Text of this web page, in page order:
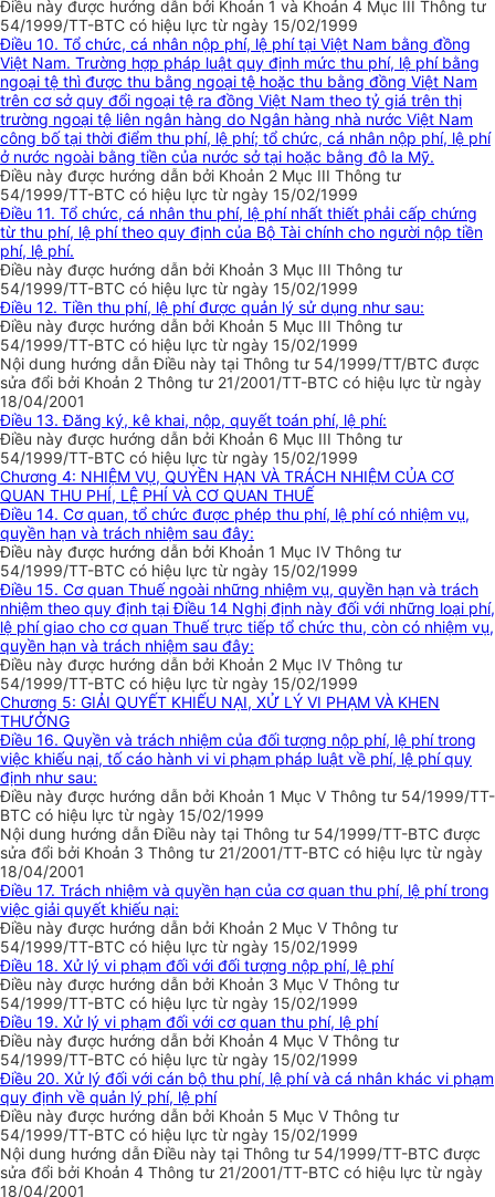
Điều này được hướng dẫn bởi Khoản 1 và Khoản 4 Mục III Thông tư
54/1999/TT-BTC có hiệu lực từ ngày 15/02/1999
Điều 10. Tổ chức, cá nhân nộp phí, lệ phí tại Việt Nam bằng đồng
Việt Nam. Trường hợp pháp luật quy định mức thu phí, lệ phí bằng
ngoại tệ thì được thu bằng ngoại tệ hoặc thu bằng đồng Việt Nam
trên cơ sở quy đổi ngoại tệ ra đồng Việt Nam theo tỷ giá trên thị
trường ngoại tệ liên ngân hàng do Ngân hàng nhà nước Việt Nam
công bố tại thời điểm thu phí, lệ phí; tổ chức, cá nhân nộp phí, lệ phí
ở nước ngoài bằng tiền của nước sở tại hoặc bằng đô la Mỹ.
Điều này được hướng dẫn bởi Khoản 2 Mục III Thông tư
54/1999/TT-BTC có hiệu lực từ ngày 15/02/1999
Điều 11. Tổ chức, cá nhân thu phí, lệ phí nhất thiết phải cấp chứng
từ thu phí, lệ phí theo quy định của Bộ Tài chính cho người nộp tiền
phí, lệ phí.
Điều này được hướng dẫn bởi Khoản 3 Mục III Thông tư
54/1999/TT-BTC có hiệu lực từ ngày 15/02/1999
Điều 12. Tiền thu phí, lệ phí được quản lý sử dụng như sau:
Điều này được hướng dẫn bởi Khoản 5 Mục III Thông tư
54/1999/TT-BTC có hiệu lực từ ngày 15/02/1999
Nội dung hướng dẫn Điều này tại Thông tư 54/1999/TT/BTC được
sửa đổi bởi Khoản 2 Thông tư 21/2001/TT-BTC có hiệu lực từ ngày
18/04/2001
Điều 13. Đăng ký, kê khai, nộp, quyết toán phí, lệ phí:
Điều này được hướng dẫn bởi Khoản 6 Mục III Thông tư
54/1999/TT-BTC có hiệu lực từ ngày 15/02/1999
Chương 4: NHIỆM VỤ, QUYỀN HẠN VÀ TRÁCH NHIỆM CỦA CƠ
QUAN THU PHÍ, LỆ PHÍ VÀ CƠ QUAN THUẾ
Điều 14. Cơ quan, tổ chức được phép thu phí, lệ phí có nhiệm vụ,
quyền hạn và trách nhiệm sau đây:
Điều này được hướng dẫn bởi Khoản 1 Mục IV Thông tư
54/1999/TT-BTC có hiệu lực từ ngày 15/02/1999
Điều 15. Cơ quan Thuế ngoài những nhiệm vụ, quyền hạn và trách
nhiệm theo quy định tại Điều 14 Nghị định này đối với những loại phí,
lệ phí giao cho cơ quan Thuế trực tiếp tổ chức thu, còn có nhiệm vụ,
quyền hạn và trách nhiệm sau đây:
Điều này được hướng dẫn bởi Khoản 2 Mục IV Thông tư
54/1999/TT-BTC có hiệu lực từ ngày 15/02/1999
Chương 5: GIẢI QUYẾT KHIẾU NẠI, XỬ LÝ VI PHẠM VÀ KHEN
THƯỞNG
Điều 16. Quyền và trách nhiệm của đối tượng nộp phí, lệ phí trong
việc khiếu nại, tố cáo hành vi vi phạm pháp luật về phí, lệ phí quy
định như sau:
Điều này được hướng dẫn bởi Khoản 1 Mục V Thông tư 54/1999/TT-
BTC có hiệu lực từ ngày 15/02/1999
Nội dung hướng dẫn Điều này tại Thông tư 54/1999/TT-BTC được
sửa đổi bởi Khoản 3 Thông tư 21/2001/TT-BTC có hiệu lực từ ngày
18/04/2001
Điều 17. Trách nhiệm và quyền hạn của cơ quan thu phí, lệ phí trong
việc giải quyết khiếu nại:
Điều này được hướng dẫn bởi Khoản 2 Mục V Thông tư
54/1999/TT-BTC có hiệu lực từ ngày 15/02/1999
Điều 18. Xử lý vi phạm đối với đối tượng nộp phí, lệ phí
Điều này được hướng dẫn bởi Khoản 3 Mục V Thông tư
54/1999/TT-BTC có hiệu lực từ ngày 15/02/1999
Điều 19. Xử lý vi phạm đối với cơ quan thu phí, lệ phí
Điều này được hướng dẫn bởi Khoản 4 Mục V Thông tư
54/1999/TT-BTC có hiệu lực từ ngày 15/02/1999
Điều 20. Xử lý đối với cán bộ thu phí, lệ phí và cá nhân khác vi phạm
quy định về quản lý phí, lệ phí
Điều này được hướng dẫn bởi Khoản 5 Mục V Thông tư
54/1999/TT-BTC có hiệu lực từ ngày 15/02/1999
Nội dung hướng dẫn Điều này tại Thông tư 54/1999/TT-BTC được
sửa đổi bởi Khoản 4 Thông tư 21/2001/TT-BTC có hiệu lực từ ngày
18/04/2001